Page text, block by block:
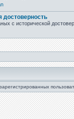
достоверность
с исторической